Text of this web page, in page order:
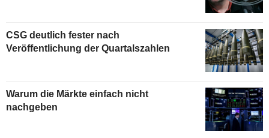
CSG deutlich fester nach
Veröffentlichung der Quartalszahlen
Warum die Märkte einfach nicht
nachgeben